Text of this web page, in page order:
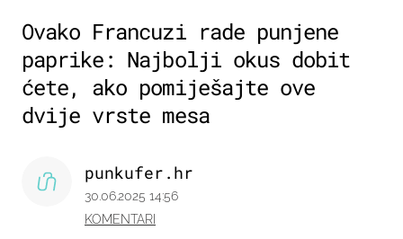
Ovako Francuzi rade punjene
paprike: Najbolji okus dobit
ćete, ako pomiješajte ove
dvije vrste mesa
punkufer.hr
30.06.2025 14:56
KOMENTARI